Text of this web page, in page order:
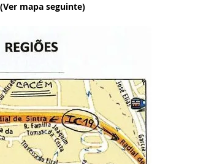
(Ver mapa seguinte)